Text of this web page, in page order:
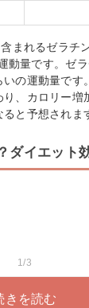
まれるゼラチ
動量です。ゼ
の運動量です
、カロリー増
と予想されま
ダイエット
1/3
きを読む